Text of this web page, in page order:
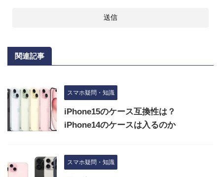
関連記事
スマホ疑問・知識
iPhone15のケース互換性は？
iPhone14のケースは入るのか
スマホ疑問・知識